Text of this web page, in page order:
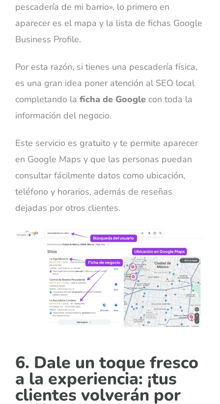
pescadería de mi barrio», lo primero en
aparecer es el mapa y la lista de fichas Google
Business Profile.
Por esta razón, si tienes una pescadería física,
es una gran idea poner atención al SEO local
completando laficha de Google con toda la
información del negocio.
Este servicio es gratuito y te permite aparecer
en Google Maps y que las personas puedan
consultar fácilmente datos como ubicación,
teléfono y horarios, además de reseñas
dejadas por otros clientes.
6. Dale un toque fresco
a la experiencia: ¡tus
clientes volverán por